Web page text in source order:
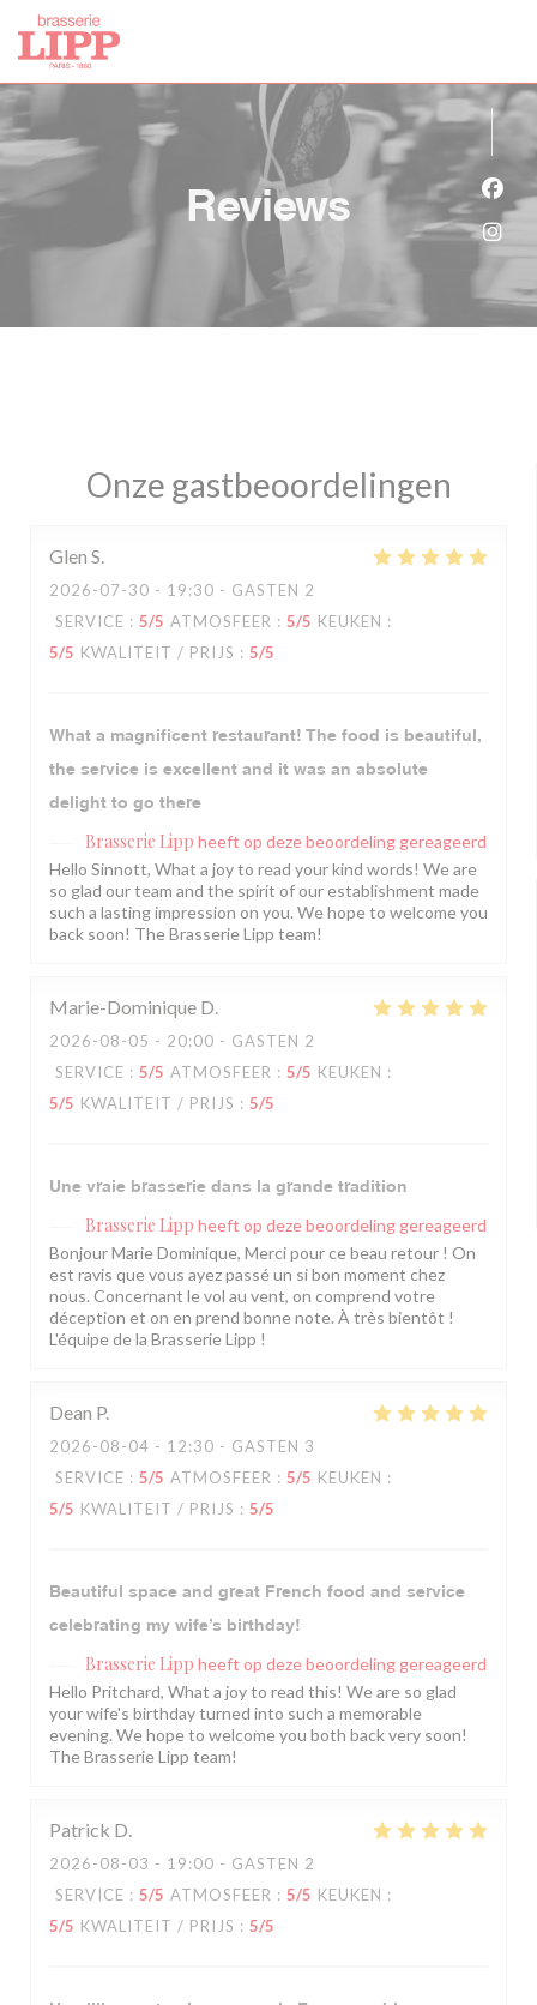
Cookies beheer paneel
Reviews
Onze gastbeoordelingen
Glen S
2026-07-30 - 19:30 - GASTEN 2
SERVICE : 5/5 ATMOSFEER : 5/5 KEUKEN :
5/5 KWALITEIT / PRIJS : 5/5
What a magnificent restaurant! The food is beautiful,
the service is excellent and it was an absolute
delight to go there
Brasserie Lipp heeft op deze beoordeling gereageerd
Hello Sinnott, What a joy to read your kind words! We are
so glad our team and the spirit of our establishment made
such a lasting impression on you. We hope to welcome you
back soon! The Brasserie Lipp team!
Marie-Dominique D
2026-08-05 - 20:00 - GASTEN 2
SERVICE : 5/5 ATMOSFEER : 5/5 KEUKEN :
5/5 KWALITEIT / PRIJS : 5/5
Une vraie brasserie dans la grande tradition
Brasserie Lipp heeft op deze beoordeling gereageerd
Bonjour Marie Dominique, Merci pour ce beau retour ! On
est ravis que vous ayez passé un si bon moment chez
nous. Concernant le vol au vent, on comprend votre
déception et on en prend bonne note. À très bientôt !
L'équipe de la Brasserie Lipp !
Dean P
2026-08-04 - 12:30 - GASTEN 3
SERVICE : 5/5 ATMOSFEER : 5/5 KEUKEN :
5/5 KWALITEIT / PRIJS : 5/5
Beautiful space and great French food and service
celebrating my wife’s birthday!
Brasserie Lipp heeft op deze beoordeling gereageerd
Hello Pritchard, What a joy to read this! We are so glad
your wife's birthday turned into such a memorable
evening. We hope to welcome you both back very soon!
The Brasserie Lipp team!
Patrick D
2026-08-03 - 19:00 - GASTEN 2
SERVICE : 5/5 ATMOSFEER : 5/5 KEUKEN :
5/5 KWALITEIT / PRIJS : 5/5